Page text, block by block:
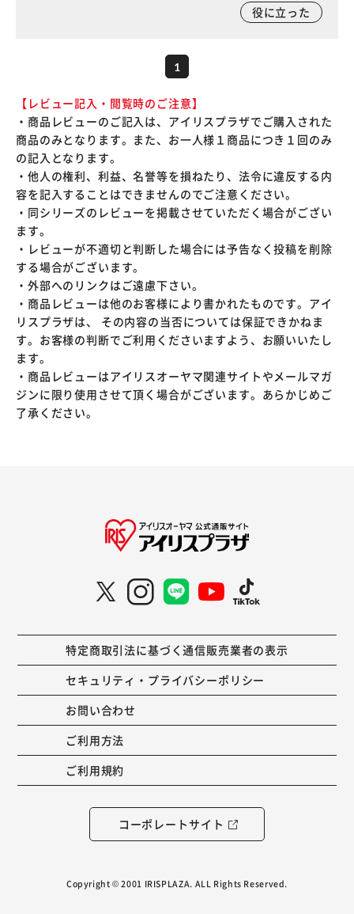
役に立った
1
【レビュー記入・閲覧時のご注意】
・商品レビューのご記入は、アイリスプラザでご購入された
商品のみとなります。また、お一人様１商品につき１回のみ
の記入となります。
・他人の権利、利益、名誉等を損ねたり、法令に違反する内
容を記入することはできませんのでご注意ください。
・同シリーズのレビューを掲載させていただく場合がござい
ます。
・レビューが不適切と判断した場合には予告なく投稿を削除
する場合がございます。
・外部へのリンクはご遠慮下さい。
・商品レビューは他のお客様により書かれたものです。アイ
リスプラザは、 その内容の当否については保証できかねま
す。お客様の判断でご利用くださいますよう、お願いいたし
ます。
・商品レビューはアイリスオーヤマ関連サイトやメールマガ
ジンに限り使用させて頂く場合がございます。あらかじめご
了承ください。
特定商取引法に基づく通信販売業者の表示
セキュリティ・プライバシーポリシー
お問い合わせ
ご利用方法
ご利用規約
コーポレートサイト
Copyright © 2001 IRISPLAZA. ALL Rights Reserved.